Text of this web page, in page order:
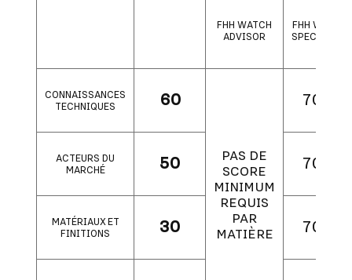
FHH WATCH
ADVISOR
FHH WATCH
SPECIALIST
CONNAISSANCES
TECHNIQUES
60
PAS DE
SCORE
MINIMUM
REQUIS
PAR
MATIÈRE
70%
ACTEURS DU
MARCHÉ
50 70%
MATÉRIAUX ET
FINITIONS
30 70%